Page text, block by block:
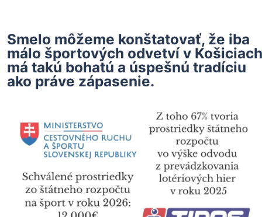
Smelo môžeme konštatovať, že iba
málo športových odvetví v Košiciach
má takú bohatú a úspešnú tradíciu
ako práve zápasenie.